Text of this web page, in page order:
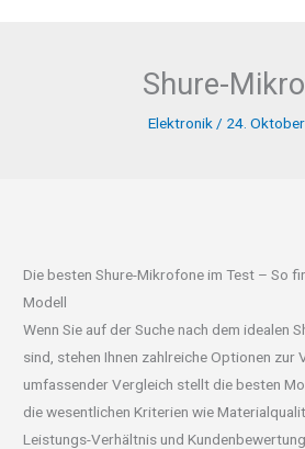
Shure-
Elektronik / 24.
Die besten Shure-Mikrofone im Test – So
Modell
Wenn Sie auf der Suche nach dem idealen
sind, stehen Ihnen zahlreiche Optionen zur
umfassender Vergleich stellt die besten
die wesentlichen Kriterien wie
Leistungs-Verhältnis und